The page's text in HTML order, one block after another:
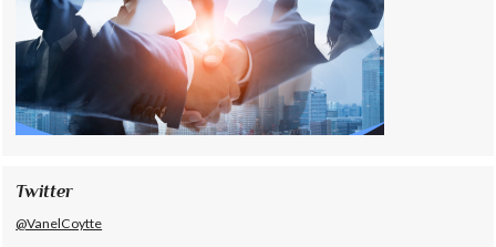
Twitter
@VanelCoytte